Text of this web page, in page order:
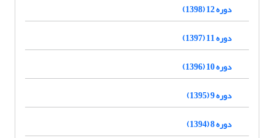
دوره 12 (1398)
دوره 11 (1397)
دوره 10 (1396)
دوره 9 (1395)
دوره 8 (1394)